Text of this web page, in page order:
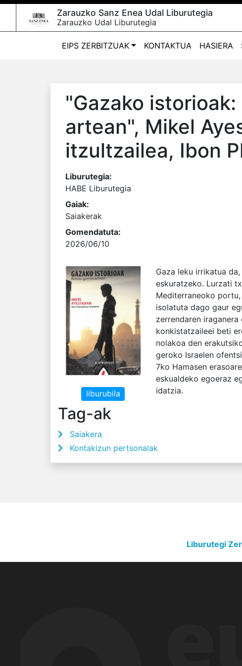
Zarauzko Sanz Enea Udal Liburutegia
Zarauzko Udal Liburutegia
EIPS ZERBITZUAK KONTAKTUA HASIERA
"Gazako
artean", Mikel
itzultzailea, Ibon
Liburutegia:
HABE Liburutegia
Gaiak:
Saiakerak
Gomendatuta:
2026/06/10
liburubila
Gaza leku irrikatua
eskuratzeko. Lurzati
Mediterraneoko
isolatuta dago gaur
zerrendaren
konkistatzaileei beti
nolakoa den
geroko Israelen
7ko Hamasen
eskualdeko egoeraz
idatzia.
Tag-ak
Saiakera
Kontakizun pertsonalak
Liburutegi